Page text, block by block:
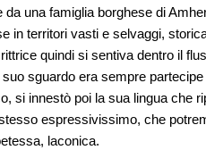
una famiglia borghese di
in territori vasti e selvaggi,
quindi si sentiva dentro il
suo sguardo era sempre
si innestò poi la sua lingua che
espressivissimo, che
laconica.